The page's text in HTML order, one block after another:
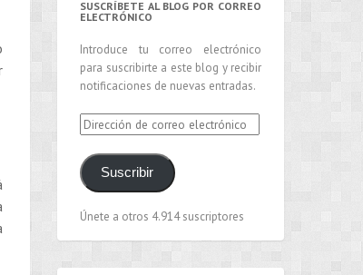
SUSCRÍBETE AL BLOG POR CORREO
ELECTRÓNICO
Introduce tu correo electrónico
para suscribirte a este blog y recibir
notificaciones de nuevas entradas.
Dirección
de
correo
electrónico
Suscribir
Únete a otros 4.914 suscriptores